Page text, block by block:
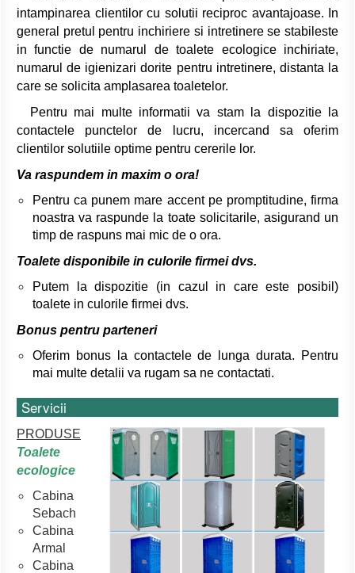
intampinarea clientilor cu solutii reciproc avantajoase. In
general pretul pentru inchiriere si intretinere se stabileste
in functie de numarul de toalete ecologice inchiriate,
numarul de igienizari dorite pentru intretinere, distanta la
care se solicita amplasarea toaletelor.
Pentru mai multe informatii va stam la dispozitie la
contactele punctelor de lucru, incercand sa oferim
clientilor solutiile optime pentru cererile lor.
Va raspundem in maxim o ora!
Pentru ca punem mare accent pe promptitudine, firma
noastra va raspunde la toate solicitarile, asigurand un
timp de raspuns mai mic de o ora.
Toalete disponibile in culorile firmei dvs.
Putem la dispozitie (in cazul in care este posibil)
toalete in culorile firmei dvs.
Bonus pentru parteneri
Oferim bonus la contactele de lunga durata. Pentru
mai multe detalii va rugam sa ne contactati.
Servicii
PRODUSE
Toalete
ecologice
Cabina
Sebach
Cabina
Armal
Cabina